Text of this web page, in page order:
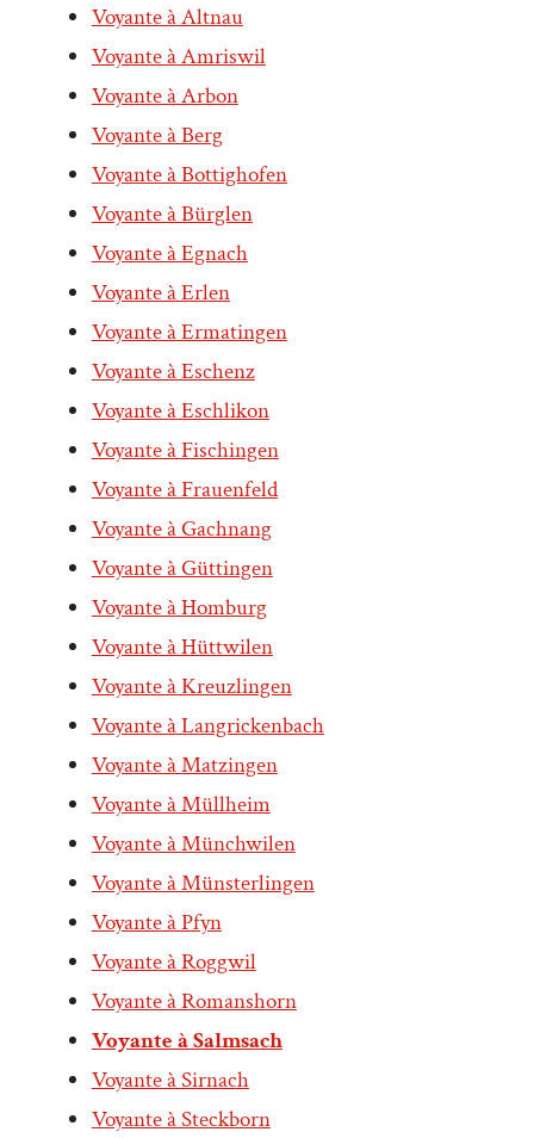
Voyante à Altnau
Voyante à Amriswil
Voyante à Arbon
Voyante à Berg
Voyante à Bottighofen
Voyante à Bürglen
Voyante à Egnach
Voyante à Erlen
Voyante à Ermatingen
Voyante à Eschenz
Voyante à Eschlikon
Voyante à Fischingen
Voyante à Frauenfeld
Voyante à Gachnang
Voyante à Güttingen
Voyante à Homburg
Voyante à Hüttwilen
Voyante à Kreuzlingen
Voyante à Langrickenbach
Voyante à Matzingen
Voyante à Müllheim
Voyante à Münchwilen
Voyante à Münsterlingen
Voyante à Pfyn
Voyante à Roggwil
Voyante à Romanshorn
Voyante à Salmsach
Voyante à Sirnach
Voyante à Steckborn